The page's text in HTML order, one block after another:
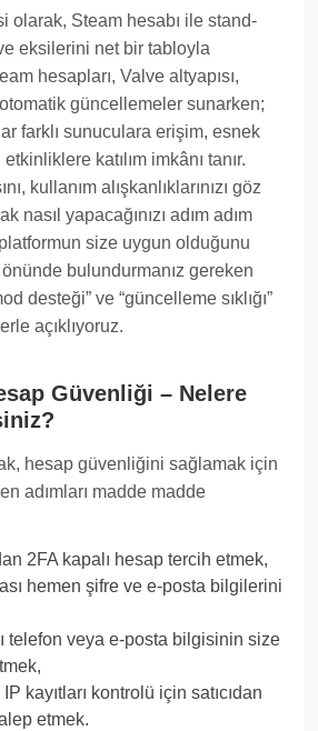
olarak, Steam hesabı ile stand-
eksilerini net bir tabloyla
hesapları, Valve altyapısı,
güncellemeler sunarken;
farklı sunuculara erişim, esnek
katılım imkânı tanır.
kullanım alışkanlıklarınızı göz
nasıl yapacağınızı adım adım
size uygun olduğunu
bulundurmanız gereken
desteği” ve “güncelleme sıklığı”
açıklıyoruz.
Güvenliği – Nelere
hesap güvenliğini sağlamak için
adımları madde madde
2FA kapalı hesap tercih etmek,
hemen şifre ve e-posta bilgilerini
telefon veya e-posta bilgisinin size
kayıtları kontrolü için satıcıdan
etmek.